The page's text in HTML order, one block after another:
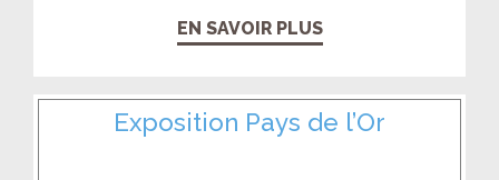
EN SAVOIR PLUS
Exposition Pays de l’Or